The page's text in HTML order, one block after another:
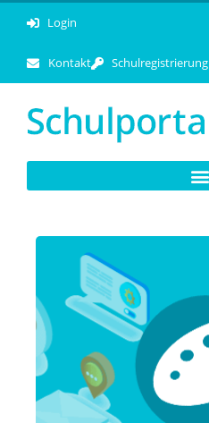
Login
Kontakt Schulregistrierung